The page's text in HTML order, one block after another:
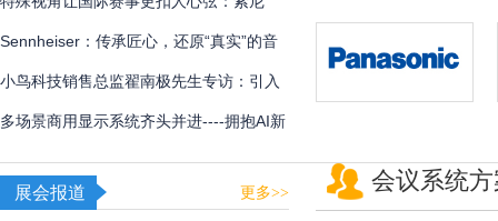
BRC-AM7在宁波射击世界杯中的系统化应
用
Sennheiser：传承匠心，还原“真实”的音
频体验
小鸟科技销售总监翟南极先生专访：引入
AI，在新赛道甩开竞争对手
多场景商用显示系统齐头并进----拥抱AI新
时代，不断提升商显技术和显示效果
展会报道 更多>> 会议系统